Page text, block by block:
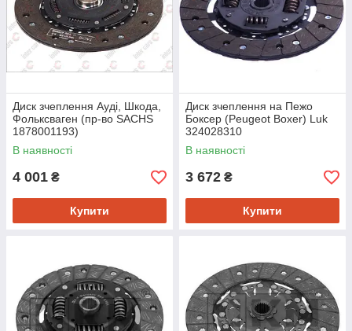
Диск зчеплення Ауді, Шкода,
Фольксваген (пр-во SACHS
1878001193)
В наявності
4 001 ₴
Купити
Диск зчеплення на Пежо
Боксер (Peugeot Boxer) Luk
324028310
В наявності
3 672 ₴
Купити